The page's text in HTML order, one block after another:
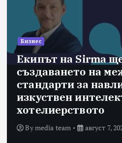
Бизнес
Екипът на Sirma
създаването на
стандарти за
изкуствен
хотелиерството
Bymedia team август 7,